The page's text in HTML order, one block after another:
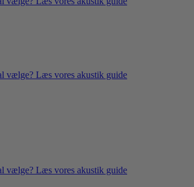
vælge? Læs vores akustik guide
vælge? Læs vores akustik guide